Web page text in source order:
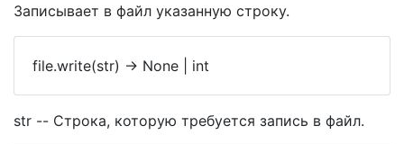
Записывает в файл указанную строку.
file.write(str) -> None | int
str -- Строка, которую требуется запись в файл.